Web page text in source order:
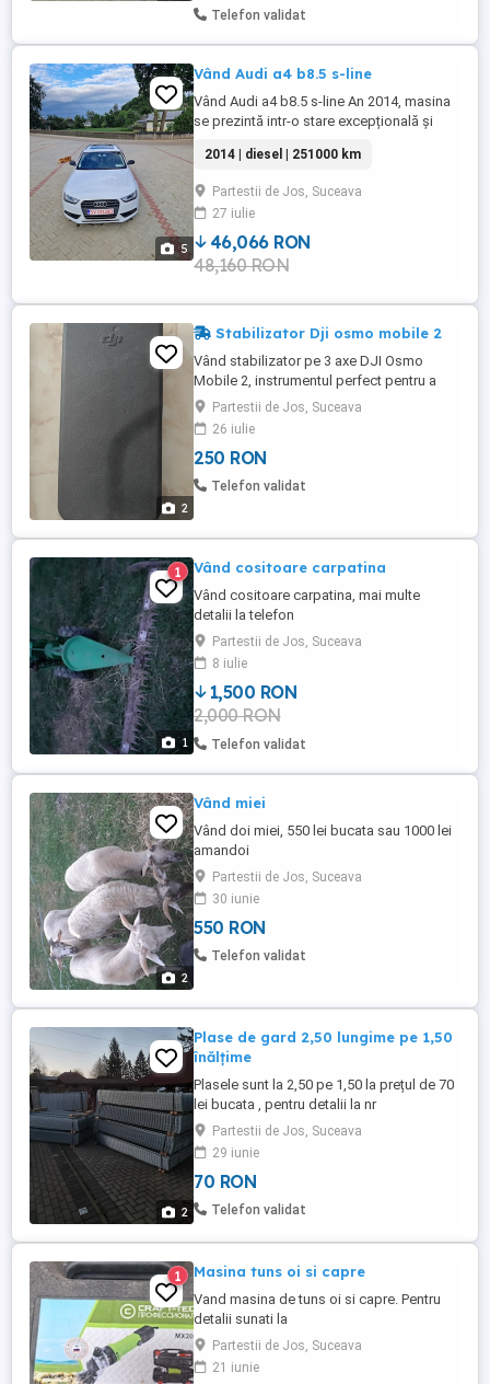
Telefon validat
5
Vând Audi a4 b8.5 s-line
Vând Audi a4 b8.5 s-line An 2014, masina
se prezintă intr-o stare excepțională și
de piele Încălzire în scaune Climatronic
funcțional Full panoramic Jante pe 19 s-
line Sistem MMI Asistenta la schimbarea
vitezelor Cutie de viteze manuală(pentru ...
2014 | diesel | 251000 km
Partestii de Jos, Suceava
27 iulie
46,066 RON
48,160 RON
2
Stabilizator Dji osmo mobile 2
Vând stabilizator pe 3 axe DJI Osmo
Mobile 2, instrumentul perfect pentru a
transforma filmările cu telefonul în clipuri
de calitate cinematografică, fără tremur.
Este ideal pentru vlogging, vacanțe sau
clipuri de social media (TikTok Reels).
Puncte forte ale acestui model: -
Partestii de Jos, Suceava
26 iulie
250 RON
Telefon validat
1
1 Vând cositoare carpatina
Vând cositoare carpatina, mai multe
detalii la telefon
Partestii de Jos, Suceava
8 iulie
1,500 RON
2,000 RON
Telefon validat
2
Vând miei
Vând doi miei, 550 lei bucata sau 1000 lei
amandoi
Partestii de Jos, Suceava
30 iunie
550 RON
Telefon validat
2
Plase de gard 2,50 lungime pe 1,50
înălțime
Plasele sunt la 2,50 pe 1,50 la prețul de 70
lei bucata , pentru detalii la nr
Partestii de Jos, Suceava
29 iunie
70 RON
Telefon validat
1 Masina tuns oi si capre
Vand masina de tuns oi si capre. Pentru
detalii sunati la
Partestii de Jos, Suceava
21 iunie